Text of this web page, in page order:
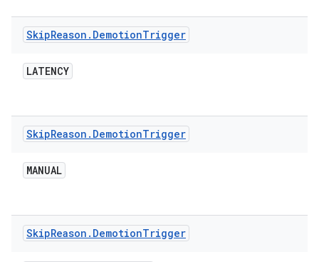
SkipReason . DemotionTrigger
LATENCY
SkipReason . DemotionTrigger
MANUAL
SkipReason . DemotionTrigger